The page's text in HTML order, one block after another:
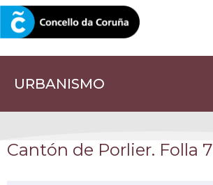
URBANISMO
CORUNA.GAL
Cantón de Porlier. Folla 7